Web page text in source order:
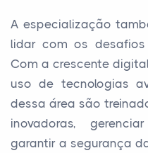
A especialização
lidar com os
Com a crescente
uso de tecnologias
dessa área são
inovadoras,
garantir a segurança